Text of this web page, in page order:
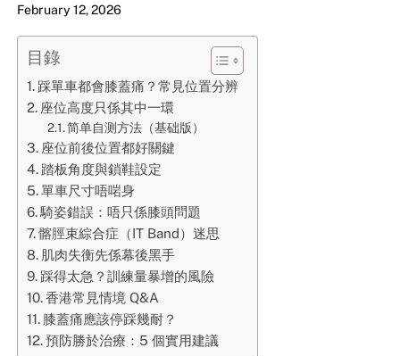
February 12, 2026
目錄
踩單車都會膝蓋痛？常見位置分辨
座位高度只係其中一環
简单自测方法（基础版）
座位前後位置都好關鍵
踏板角度與鎖鞋設定
單車尺寸唔啱身
騎姿錯誤：唔只係膝頭問題
髂脛束綜合症（IT Band）迷思
肌肉失衡先係幕後黑手
踩得太急？訓練量暴增的風險
香港常見情境 Q&A
膝蓋痛應該停踩幾耐？
預防勝於治療：5 個實用建議